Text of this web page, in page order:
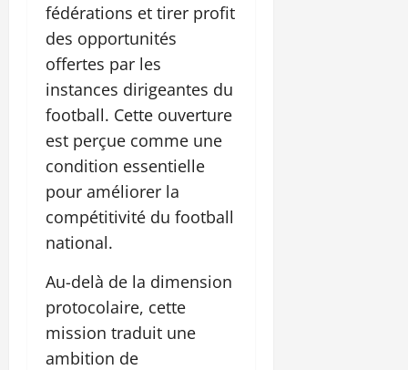
fédérations et tirer profit
des opportunités
offertes par les
instances dirigeantes du
football. Cette ouverture
est perçue comme une
condition essentielle
pour améliorer la
compétitivité du football
national.
Au-delà de la dimension
protocolaire, cette
mission traduit une
ambition de